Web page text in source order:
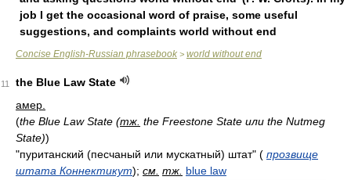
job I get the occasional word of praise, some useful
suggestions, and complaints world without end
Concise English-Russian phrasebook > world without end
11
the Blue Law State
амер.
(the Blue Law State (тж. the Freestone State или the Nutmeg
State))
"пуританский (песчаный или мускатный) штат" ( прозвище
штата Коннектикут); см. тж. blue law